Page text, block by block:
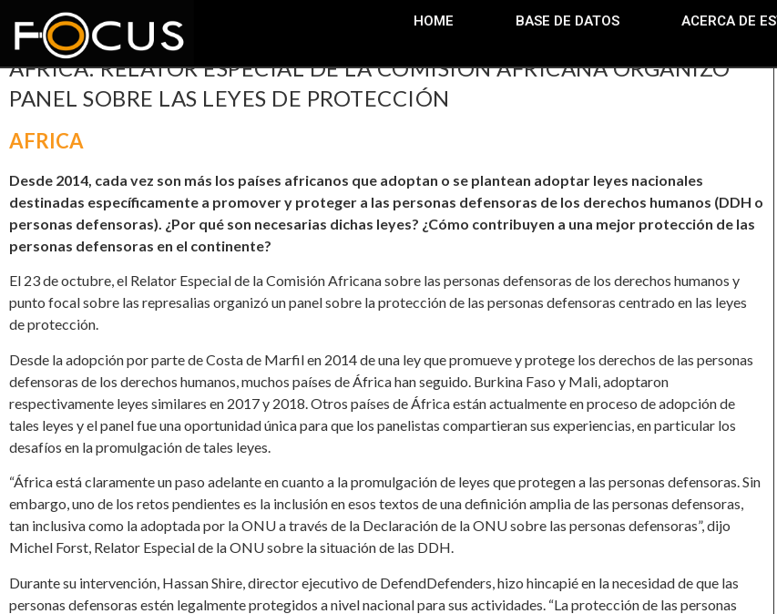
HOME BASE DE DATOS ACERCA DE
AFRICA: RELATOR ESPECIAL DE LA COMISIÓN AFRICANA ORGANIZÓ
PANEL SOBRE LAS LEYES DE PROTECCIÓN
AFRICA
Desde 2014, cada vez son más los países africanos que adoptan o se plantean adoptar leyes nacionales
destinadas específicamente a promover y proteger a las personas defensoras de los derechos humanos (DDH o
personas defensoras). ¿Por qué son necesarias dichas leyes? ¿Cómo contribuyen a una mejor protección de las
personas defensoras en el continente?
El 23 de octubre, el Relator Especial de la Comisión Africana sobre las personas defensoras de los derechos humanos y
punto focal sobre las represalias organizó un panel sobre la protección de las personas defensoras centrado en las leyes
de protección.
Desde la adopción por parte de Costa de Marfil en 2014 de una ley que promueve y protege los derechos de las personas
defensoras de los derechos humanos, muchos países de África han seguido. Burkina Faso y Mali, adoptaron
respectivamente leyes similares en 2017 y 2018. Otros países de África están actualmente en proceso de adopción de
tales leyes y el panel fue una oportunidad única para que los panelistas compartieran sus experiencias, en particular los
desafíos en la promulgación de tales leyes.
“África está claramente un paso adelante en cuanto a la promulgación de leyes que protegen a las personas defensoras. Sin
embargo, uno de los retos pendientes es la inclusión en esos textos de una definición amplia de las personas defensoras,
tan inclusiva como la adoptada por la ONU a través de la Declaración de la ONU sobre las personas defensoras”, dijo
Michel Forst, Relator Especial de la ONU sobre la situación de las DDH.
Durante su intervención, Hassan Shire, director ejecutivo de DefendDefenders, hizo hincapié en la necesidad de que las
personas defensoras estén legalmente protegidos a nivel nacional para sus actividades. “La protección de las personas